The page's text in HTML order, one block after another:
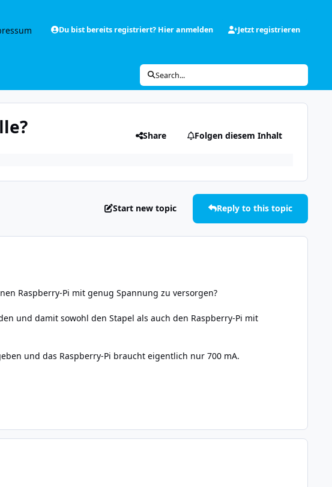
Du bist bereits registriert? Hier anmelden Jetzt registrieren
Search...
Share Folgen diesem Inhalt
Start new topic Reply to this topic
Raspberry-Pi mit genug Spannung zu versorgen?
und damit sowohl den Stapel als auch den Raspberry-Pi mit
und das Raspberry-Pi braucht eigentlich nur 700 mA.